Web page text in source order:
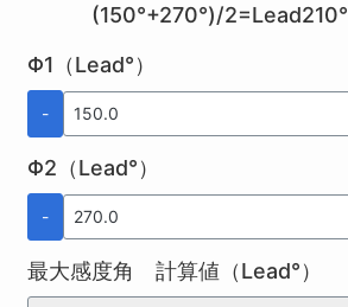
(150°+270°)/2=Lead210°
Φ1（Lead°）
-
Φ2（Lead°）
-
最大感度角 計算値（Lead°）